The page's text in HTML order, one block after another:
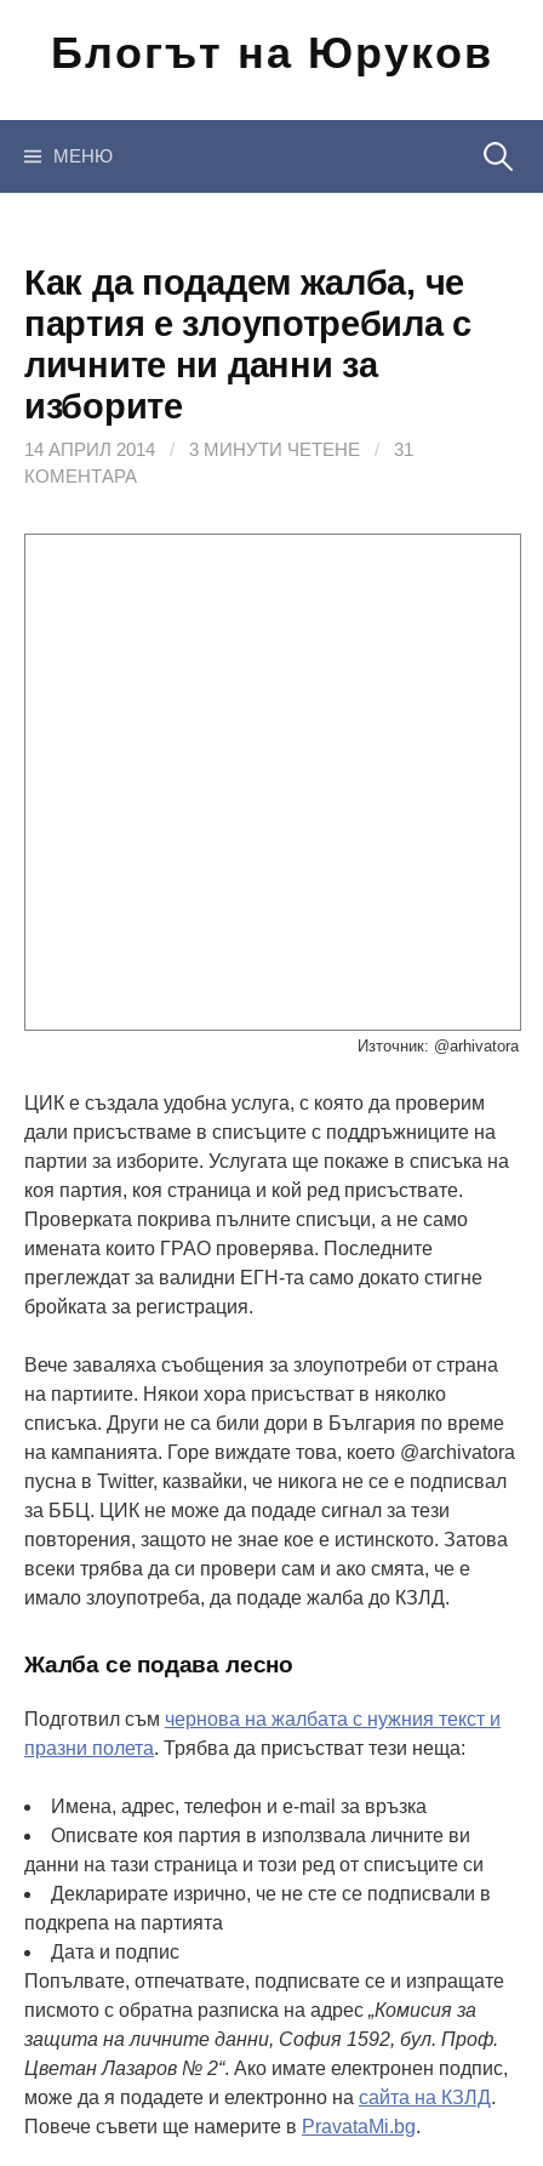
съдържанието
Блогът на Юруков
МЕНЮ
Как да подадем жалба, че
партия е злоупотребила с
личните ни данни за
изборите
14 АПРИЛ 2014 / 3 МИНУТИ ЧЕТЕНЕ /
31
КОМЕНТАРА
Източник: @arhivatora
ЦИК е създала удобна услуга, с която да проверим
дали присъстваме в списъците с поддръжниците на
партии за изборите. Услугата ще покаже в списъка на
коя партия, коя страница и кой ред присъствате.
Проверката покрива пълните списъци, а не само
имената които ГРАО проверява. Последните
преглеждат за валидни ЕГН-та само докато стигне
бройката за регистрация.
Вече заваляха съобщения за злоупотреби от страна
на партиите. Някои хора присъстват в няколко
списъка. Други не са били дори в България по време
на кампанията. Горе виждате това, което @archivatora
пусна в Twitter, казвайки, че никога не се е подписвал
за ББЦ. ЦИК не може да подаде сигнал за тези
повторения, защото не знае кое е истинското. Затова
всеки трябва да си провери сам и ако смята, че е
имало злоупотреба, да подаде жалба до КЗЛД.
Жалба се подава лесно
Подготвил съм чернова на жалбата с нужния текст и
празни полета. Трябва да присъстват тези неща:
Имена, адрес, телефон и e-mail за връзка
Описвате коя партия в използвала личните ви
данни на тази страница и този ред от списъците си
Декларирате изрично, че не сте се подписвали в
подкрепа на партията
Дата и подпис
Попълвате, отпечатвате, подписвате се и изпращате
писмото с обратна разписка на адрес „Комисия за
защита на личните данни, София 1592, бул. Проф.
Цветан Лазаров № 2“. Ако имате електронен подпис,
може да я подадете и електронно на сайта на КЗЛД.
Повече съвети ще намерите в PravataMi.bg.